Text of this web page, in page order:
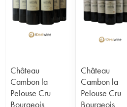
Château
Cambon la
Pelouse Cru
Bourgeois
Château
Cambon la
Pelouse Cru
Bourgeois